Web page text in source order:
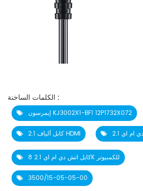
الكلمات الساخنة :
إيمرسون KJ3002X1-BF1 12P1732X072
2.1 كابل ألياف HDMI اي 2.1
كابل اتش دي ام اي 2.1 8K للكمبيوتر
3500/15-05-05-00